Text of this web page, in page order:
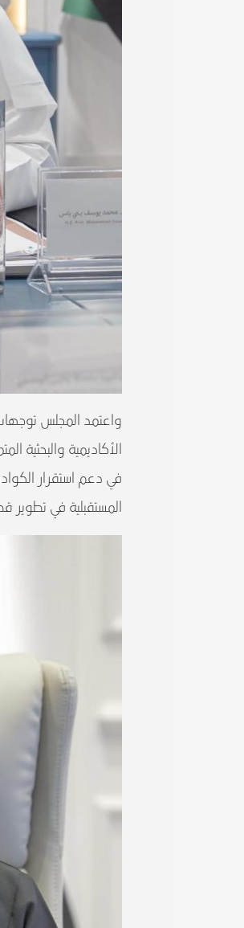
واعتمد المجلس
الأكاديمية والبحثية
في دعم استقرار
المستقبلية في تطوير